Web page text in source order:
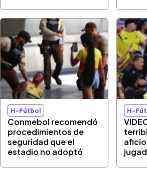
H-Fútbol
Conmebol recomendó
procedimientos de
seguridad que el
estadio no adoptó
H-